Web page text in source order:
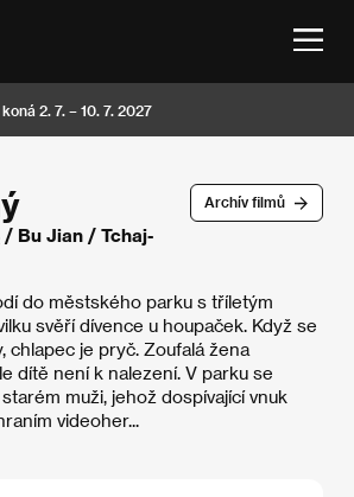
2. 7. – 10. 7. 2027
Archív filmů
/ Bu Jian / Tchaj-
do městského parku s tříletým
svěří dívence u houpaček. Když se
chlapec je pryč. Zoufalá žena
dítě není k nalezení. V parku se
muži, jehož dospívající vnuk
videoher...